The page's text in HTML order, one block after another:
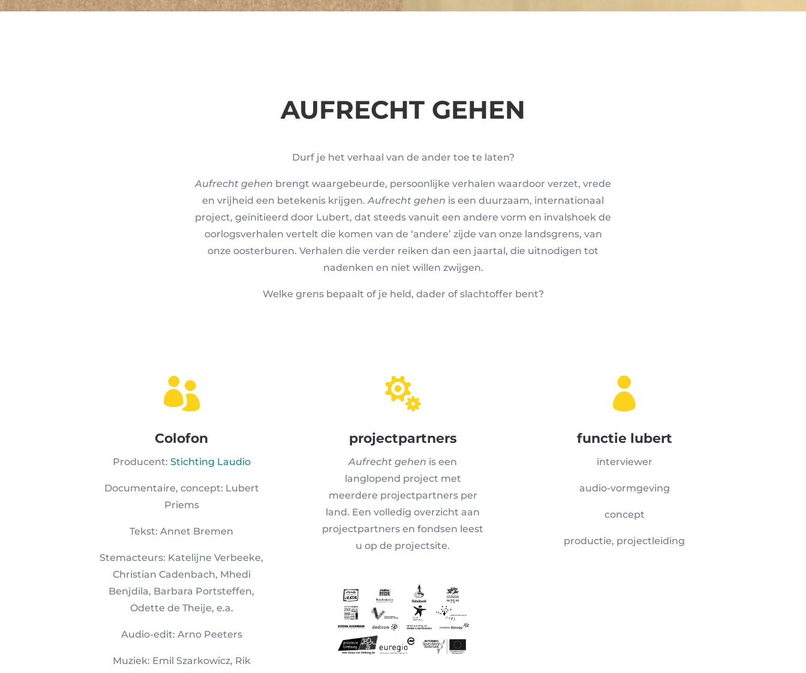
AUFRECHT GEHEN
Durf je het verhaal van de ander toe te laten?
Aufrecht gehen brengt waargebeurde, persoonlijke verhalen waardoor verzet, vrede
en vrijheid een betekenis krijgen.Aufrecht gehen is een duurzaam, internationaal
project, geïnitieerd door Lubert, dat steeds vanuit een andere vorm en invalshoek de
oorlogsverhalen vertelt die komen van de ‘andere’ zijde van onze landsgrens, van
onze oosterburen. Verhalen die verder reiken dan een jaartal, die uitnodigen tot
nadenken en niet willen zwijgen.
Welke grens bepaalt of je held, dader of slachtoffer bent?

Colofon
Producent: Stichting Laudio
Documentaire, concept: Lubert
Priems
Tekst: Annet Bremen
Stemacteurs: Katelijne Verbeeke,
Christian Cadenbach, Mhedi
Benjdila, Barbara Portsteffen,
Odette de Theije, e.a.
Audio-edit: Arno Peeters
Muziek: Emil Szarkowicz, Rik

projectpartners
Aufrecht gehen is een
langlopend project met
meerdere projectpartners per
land. Een volledig overzicht aan
projectpartners en fondsen leest
u op de projectsite.

functie lubert
interviewer
audio-vormgeving
concept
productie, projectleiding